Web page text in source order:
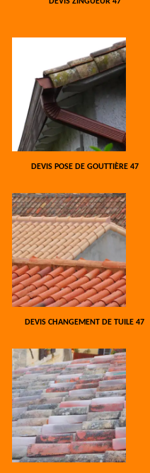
DEVIS POSE DE GOUTTIÈRE 47
DEVIS CHANGEMENT DE TUILE 47